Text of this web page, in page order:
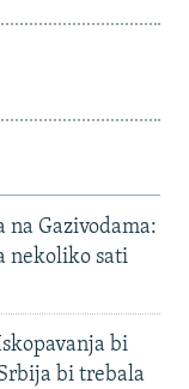
na Gazivodama:
nekoliko sati
bi
bi trebala